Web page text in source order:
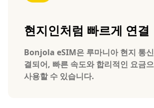
현지인처럼 빠르게 연결
Bonjola eSIM은 루마니아 현지 통
결되어, 빠른 속도와 합리적인 요금
사용할 수 있습니다.